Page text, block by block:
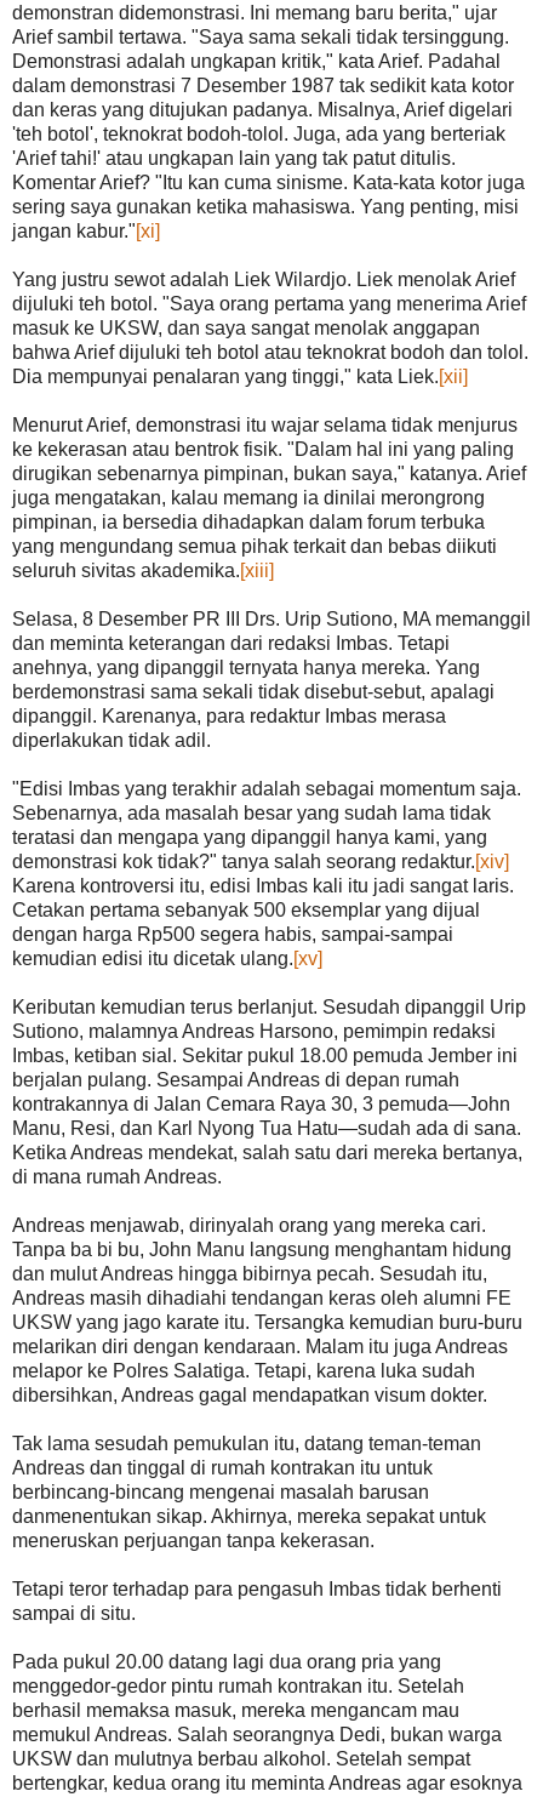
demonstran didemonstrasi. Ini memang baru berita," ujar
Arief sambil tertawa. "Saya sama sekali tidak tersinggung.
Demonstrasi adalah ungkapan kritik," kata Arief. Padahal
dalam demonstrasi 7 Desember 1987 tak sedikit kata kotor
dan keras yang ditujukan padanya. Misalnya, Arief digelari
'teh botol', teknokrat bodoh-tolol. Juga, ada yang berteriak
'Arief tahi!' atau ungkapan lain yang tak patut ditulis.
Komentar Arief? "Itu kan cuma sinisme. Kata-kata kotor juga
sering saya gunakan ketika mahasiswa. Yang penting, misi
jangan kabur."[xi]
Yang justru sewot adalah Liek Wilardjo. Liek menolak Arief
dijuluki teh botol. "Saya orang pertama yang menerima Arief
masuk ke UKSW, dan saya sangat menolak anggapan
bahwa Arief dijuluki teh botol atau teknokrat bodoh dan tolol.
Dia mempunyai penalaran yang tinggi," kata Liek.[xii]
Menurut Arief, demonstrasi itu wajar selama tidak menjurus
ke kekerasan atau bentrok fisik. "Dalam hal ini yang paling
dirugikan sebenarnya pimpinan, bukan saya," katanya. Arief
juga mengatakan, kalau memang ia dinilai merongrong
pimpinan, ia bersedia dihadapkan dalam forum terbuka
yang mengundang semua pihak terkait dan bebas diikuti
seluruh sivitas akademika.[xiii]
Selasa, 8 Desember PR III Drs. Urip Sutiono, MA memanggil
dan meminta keterangan dari redaksi Imbas. Tetapi
anehnya, yang dipanggil ternyata hanya mereka. Yang
berdemonstrasi sama sekali tidak disebut-sebut, apalagi
dipanggil. Karenanya, para redaktur Imbas merasa
diperlakukan tidak adil.
"Edisi Imbas yang terakhir adalah sebagai momentum saja.
Sebenarnya, ada masalah besar yang sudah lama tidak
teratasi dan mengapa yang dipanggil hanya kami, yang
demonstrasi kok tidak?" tanya salah seorang redaktur.[xiv]
Karena kontroversi itu, edisi Imbas kali itu jadi sangat laris.
Cetakan pertama sebanyak 500 eksemplar yang dijual
dengan harga Rp500 segera habis, sampai-sampai
kemudian edisi itu dicetak ulang.[xv]
Keributan kemudian terus berlanjut. Sesudah dipanggil Urip
Sutiono, malamnya Andreas Harsono, pemimpin redaksi
Imbas, ketiban sial. Sekitar pukul 18.00 pemuda Jember ini
berjalan pulang. Sesampai Andreas di depan rumah
kontrakannya di Jalan Cemara Raya 30, 3 pemuda—John
Manu, Resi, dan Karl Nyong Tua Hatu—sudah ada di sana.
Ketika Andreas mendekat, salah satu dari mereka bertanya,
di mana rumah Andreas.
Andreas menjawab, dirinyalah orang yang mereka cari.
Tanpa ba bi bu, John Manu langsung menghantam hidung
dan mulut Andreas hingga bibirnya pecah. Sesudah itu,
Andreas masih dihadiahi tendangan keras oleh alumni FE
UKSW yang jago karate itu. Tersangka kemudian buru-buru
melarikan diri dengan kendaraan. Malam itu juga Andreas
melapor ke Polres Salatiga. Tetapi, karena luka sudah
dibersihkan, Andreas gagal mendapatkan visum dokter.
Tak lama sesudah pemukulan itu, datang teman-teman
Andreas dan tinggal di rumah kontrakan itu untuk
berbincang-bincang mengenai masalah barusan
danmenentukan sikap. Akhirnya, mereka sepakat untuk
meneruskan perjuangan tanpa kekerasan.
Tetapi teror terhadap para pengasuh Imbas tidak berhenti
sampai di situ.
Pada pukul 20.00 datang lagi dua orang pria yang
menggedor-gedor pintu rumah kontrakan itu. Setelah
berhasil memaksa masuk, mereka mengancam mau
memukul Andreas. Salah seorangnya Dedi, bukan warga
UKSW dan mulutnya berbau alkohol. Setelah sempat
bertengkar, kedua orang itu meminta Andreas agar esoknya